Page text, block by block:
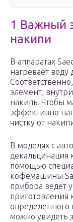
1 Важный
накипи
В аппаратах
нагревает воду
элемент,
накипь. Чтобы
эффективно
чистку от
В моделях с
декальцинация
помощью
кофемашины
прибора ведет
приготовления
определенного
можно увидеть